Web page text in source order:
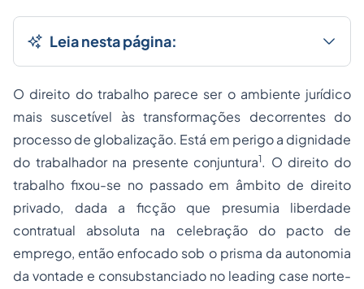
Leia nesta página:
O direito do trabalhoparece ser o ambiente jurídico
mais suscetível às transformações decorrentes do
processode globalização. Está em perigo a dignidade
do trabalhador na presente conjuntura1. O direito do
trabalho fixou-se no passado em âmbito de direito
privado, dada a ficção que presumia liberdade
contratual absoluta na celebração do pacto de
emprego, então enfocado sob o prisma da autonomia
da vontade e consubstanciado no leading case norte-